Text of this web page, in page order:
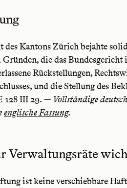
des Kantons Zürich bejahte
Gründen, die das
Rückstellungen,
und die Stellung des
128 III 29. — Vollständige
englische Fassung.
Verwaltungsräte
ist keine verschiebbare